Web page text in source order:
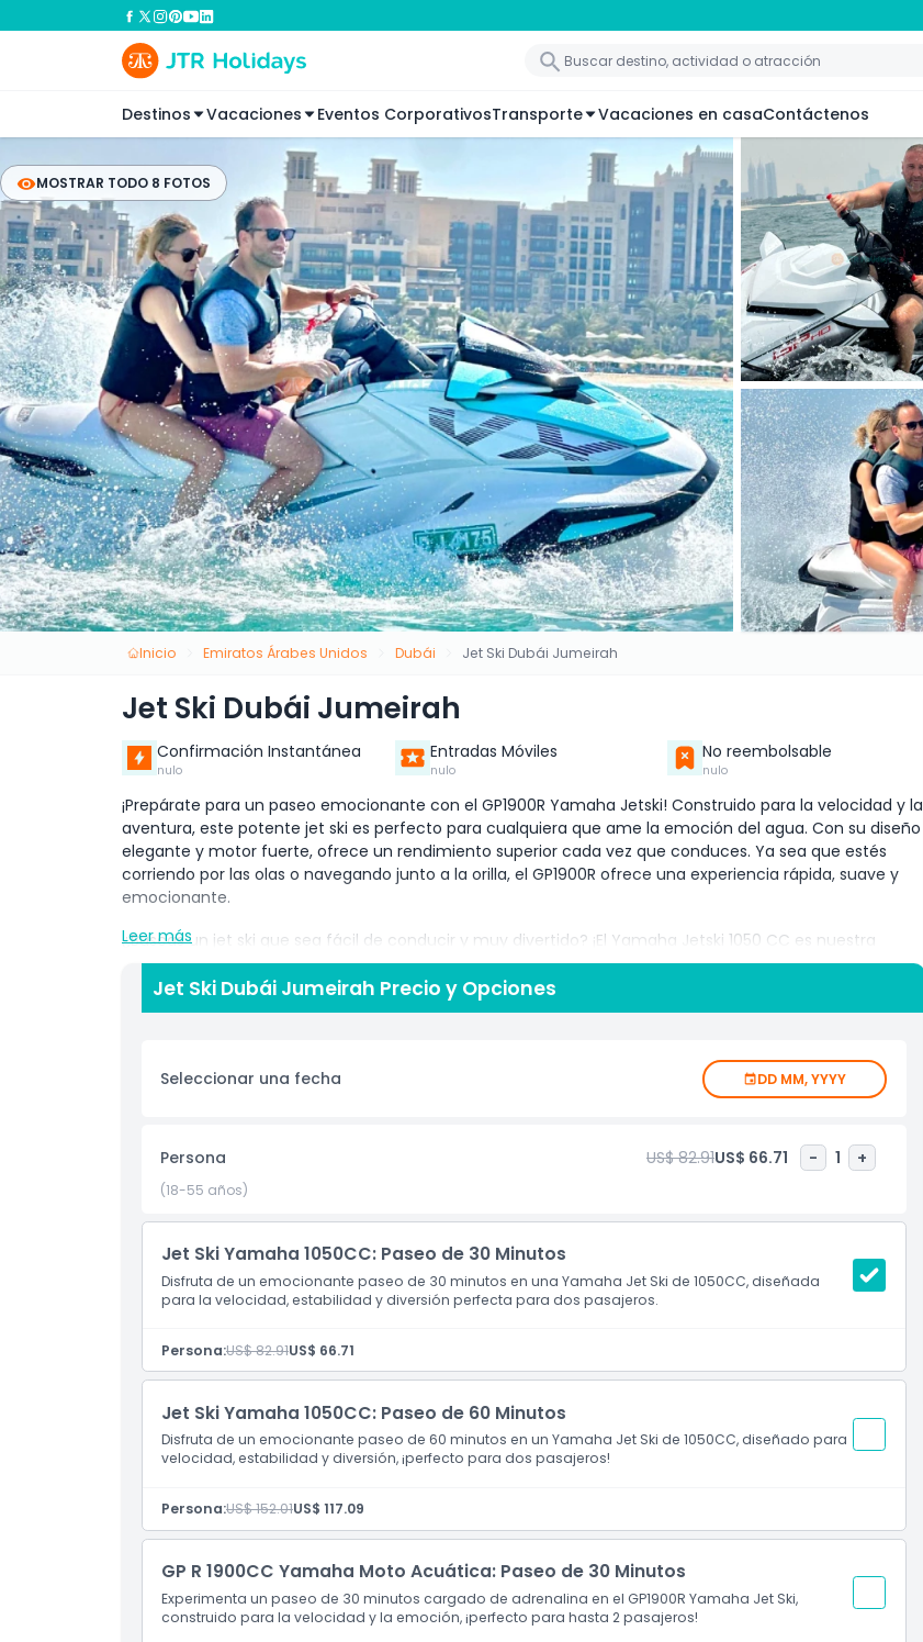
Destinos Vacaciones Eventos CorporativosTransporte Vacaciones en casaContáctenos
MOSTRAR TODO 8 FOTOS
Inicio Emiratos Árabes Unidos Dubái Jet Ski Dubái Jumeirah
Jet Ski Dubái Jumeirah
Confirmación Instantánea
nulo
Entradas Móviles
nulo
No reembolsable
nulo
¡Prepárate para un paseo emocionante con el GP1900R Yamaha Jetski! Construido para la velocidad y la
aventura, este potente jet ski es perfecto para cualquiera que ame la emoción del agua. Con su diseño
elegante y motor fuerte, ofrece un rendimiento superior cada vez que conduces. Ya sea que estés
corriendo por las olas o navegando junto a la orilla, el GP1900R ofrece una experiencia rápida, suave y
emocionante.
¿Buscas un jet ski que sea fácil de conducir y muy divertido? ¡El Yamaha Jetski 1050 CC es nuestra
opción más popular! Es la mezcla perfecta de potencia, estabilidad y emoción, ideal tanto para
principiantes como para conductores experimentados. Este jet ski es fácil de controlar, se mantiene
estable en el agua y te brinda un paseo suave. No importa si es tu primera vez o la número cien,
Inclusiones
Política para Niños y Adultos
No Adecuado Para
Horario de Apertura
Cosas a Saber
Ubicación
Política de Cancelación
Leer más
Jet Ski Dubái Jumeirah Precio y Opciones
Seleccionar una fecha DD MM, YYYY
Persona US$ 82.91US$ 66.71 - 1 +
(18-55 años)
Jet Ski Yamaha 1050CC: Paseo de 30 Minutos
Disfruta de un emocionante paseo de 30 minutos en una Yamaha Jet Ski de 1050CC, diseñada
para la velocidad, estabilidad y diversión perfecta para dos pasajeros.
Persona:US$ 82.91US$ 66.71
Jet Ski Yamaha 1050CC: Paseo de 60 Minutos
Disfruta de un emocionante paseo de 60 minutos en un Yamaha Jet Ski de 1050CC, diseñado para
velocidad, estabilidad y diversión, ¡perfecto para dos pasajeros!
Persona:US$ 152.01US$ 117.09
GP R 1900CC Yamaha Moto Acuática: Paseo de 30 Minutos
Experimenta un paseo de 30 minutos cargado de adrenalina en el GP1900R Yamaha Jet Ski,
construido para la velocidad y la emoción, ¡perfecto para hasta 2 pasajeros!